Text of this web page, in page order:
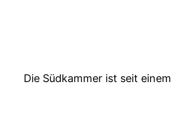
Die Südkammer ist seit